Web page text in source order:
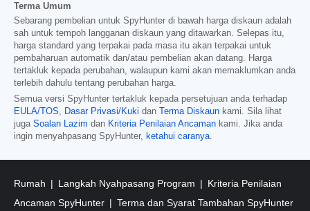
Terma Umum
Sebarang pembelian untuk SpyHunter di bawah harga diskaun adalah
sah untuk tempoh langganan diskaun yang ditawarkan. Selepas itu,
harga standard yang terpakai pada masa itu akan terpakai untuk
pembaharuan automatik dan/atau pembelian akan datang. Harga
tertakluk kepada perubahan, walaupun kami akan memaklumkan anda
terlebih dahulu tentang perubahan harga.
Semua versi SpyHunter tertakluk kepada persetujuan anda terhadap
EULA/TOS, Dasar Privasi/Kuki dan Terma Diskaun kami. Sila lihat
juga Soalan Lazim dan Kriteria Penilaian Ancaman kami. Jika anda
ingin menyahpasang SpyHunter, ketahui caranya.
Rumah Langkah Nyahpasang Program
Kriteria Penilaian
Ancaman SpyHunter
Terma dan Syarat Tambahan SpyHunter